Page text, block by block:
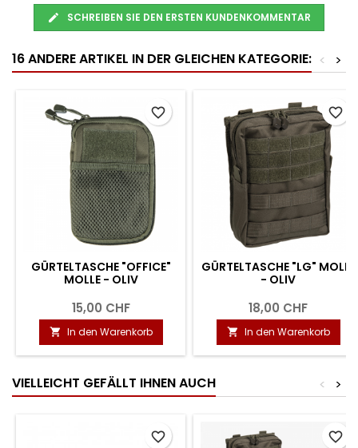
SCHREIBEN SIE DEN ERSTEN KUNDENKOMMENTAR
16 ANDERE ARTIKEL IN DER GLEICHEN KATEGORIE: >
<
GÜRTELTASCHE "OFFICE"
MOLLE - OLIV
15,00 CHF
 In den Warenkorb
favorite_border
GÜRTELTASCHE "LG" MOLLE
- OLIV
18,00 CHF
 In den Warenkorb
favorite_border
VIELLEICHT GEFÄLLT IHNEN AUCH >
<
favorite_border favorite_border